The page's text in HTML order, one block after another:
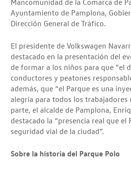
Ayuntamiento de Pamplona,
Dirección General de Tráfico.
El presidente de Volkswagen
destacado en la presentación del
de formar a los niños para que “el
conductores y peatones
además, que “el Parque es una
alegría para todos los trabajadores
parte, el alcalde de Pamplona,
destacado la “presencia real que el
seguridad vial de la ciudad”.
Sobre la historia del Parque Polo